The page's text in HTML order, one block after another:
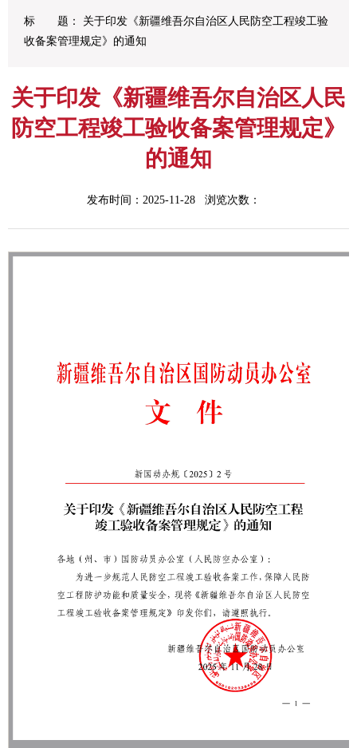
标 题：
关于印发《新疆维吾尔自治区人民防空工程竣工验
收备案管理规定》的通知
关于印发《新疆维吾尔自治区人民
防空工程竣工验收备案管理规定》
的通知
发布时间：2025-11-28 浏览次数：